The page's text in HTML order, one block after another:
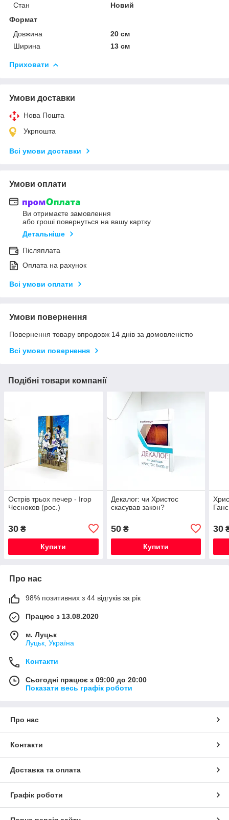
Стан
Новий
Формат
Довжина
20 см
Ширина
13 см
Приховати
Умови доставки
Нова Пошта
Укрпошта
Всі умови доставки
Умови оплати
Ви отримаєте замовлення
або гроші повернуться на вашу картку
Детальніше
Післяплата
Оплата на рахунок
Всі умови оплати
Умови повернення
Повернення товару впродовж 14 днів за домовленістю
Всі умови повернення
Подібні товари компанії
Острів трьох печер - Ігор
Чесноков (рос.)
30 ₴
Купити
Декалог: чи Христос
скасував закон?
50₴
Купити
30
Про нас
98% позитивних з 44 відгуків за рік
Працює з 13.08.2020
м. Луцьк
Луцьк, Україна
Контакти
Сьогодні працює з 09:00 до 20:00
Показати весь графік роботи
Про нас
Контакти
Доставка та оплата
Графік роботи